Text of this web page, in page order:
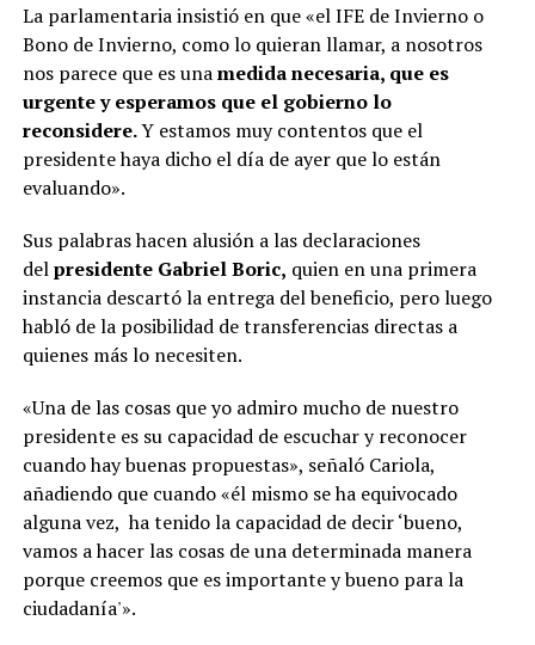
La parlamentaria insistió en que «el IFE de Invierno o
Bono de Invierno, como lo quieran llamar, a nosotros
nos parece que es unamedida necesaria, que es
urgente y esperamos que el gobierno lo
reconsidere.Y estamos muy contentos que el
presidente haya dicho el día de ayer que lo están
evaluando».
Sus palabras hacen alusión a las declaraciones
delpresidente Gabriel Boric, quien en una primera
instancia descartó la entrega del beneficio, pero luego
habló de la posibilidad de transferencias directas a
quienes más lo necesiten.
«Una de las cosas que yo admiro mucho de nuestro
presidente es su capacidad de escuchar y reconocer
cuando hay buenas propuestas», señaló Cariola,
añadiendo que cuando «él mismo se ha equivocado
alguna vez, ha tenido la capacidad de decir ‘bueno,
vamos a hacer las cosas de una determinada manera
porque creemos que es importante y bueno para la
ciudadanía'».